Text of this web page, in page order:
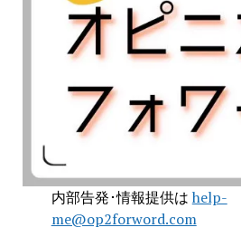
内部告発･情報提供は help-
me@op2forword.com